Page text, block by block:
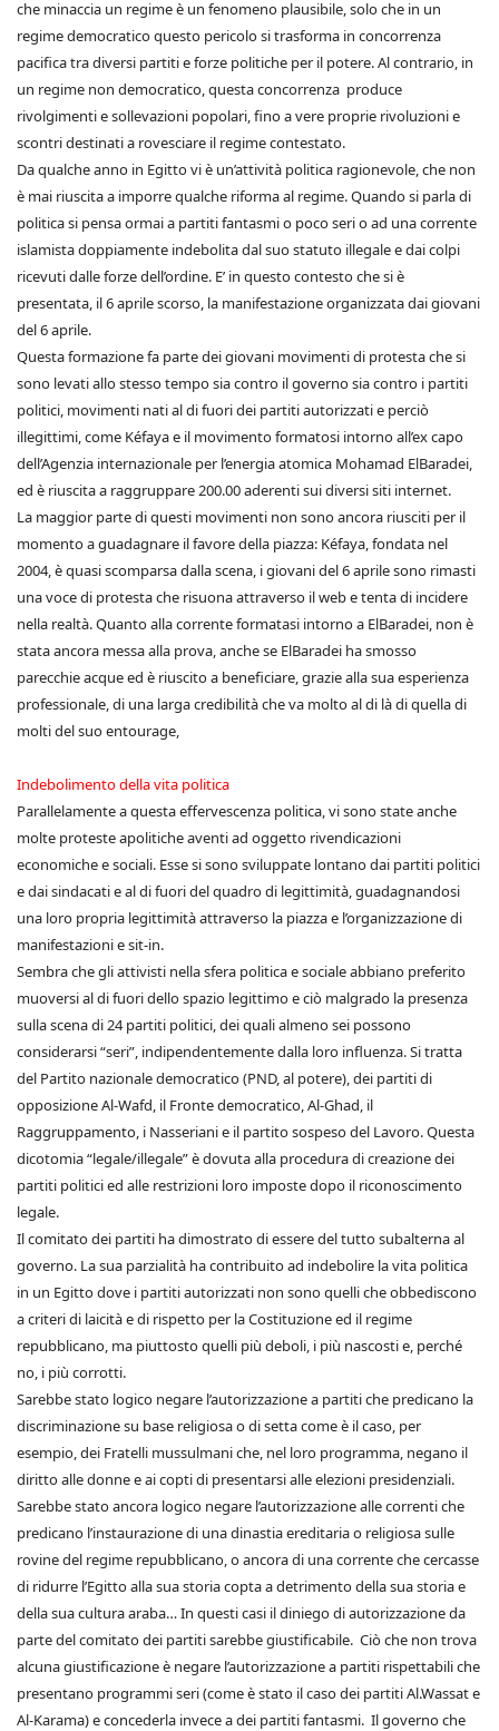
che minaccia un regime è un fenomeno plausibile, solo che in un
regime democratico questo pericolo si trasforma in concorrenza
pacifica tra diversi partiti e forze politiche per il potere. Al contrario, in
un regime non democratico, questa concorrenza produce
rivolgimenti e sollevazioni popolari, fino a vere proprie rivoluzioni e
scontri destinati a rovesciare il regime contestato.
Da qualche anno in Egitto vi è un’attività politica ragionevole, che non
è mai riuscita a imporre qualche riforma al regime. Quando si parla di
politica si pensa ormai a partiti fantasmi o poco seri o ad una corrente
islamista doppiamente indebolita dal suo statuto illegale e dai colpi
ricevuti dalle forze dell’ordine. E’ in questo contesto che si è
presentata, il 6 aprile scorso, la manifestazione organizzata dai giovani
del 6 aprile.
Questa formazione fa parte dei giovani movimenti di protesta che si
sono levati allo stesso tempo sia contro il governo sia contro i partiti
politici, movimenti nati al di fuori dei partiti autorizzati e perciò
illegittimi, come Kéfaya e il movimento formatosi intorno all’ex capo
dell’Agenzia internazionale per l’energia atomica Mohamad ElBaradei,
ed è riuscita a raggruppare 200.00 aderenti sui diversi siti internet.
La maggior parte di questi movimenti non sono ancora riusciti per il
momento a guadagnare il favore della piazza: Kéfaya, fondata nel
2004, è quasi scomparsa dalla scena, i giovani del 6 aprile sono rimasti
una voce di protesta che risuona attraverso il web e tenta di incidere
nella realtà. Quanto alla corrente formatasi intorno a ElBaradei, non è
stata ancora messa alla prova, anche se ElBaradei ha smosso
parecchie acque ed è riuscito a beneficiare, grazie alla sua esperienza
professionale, di una larga credibilità che va molto al di là di quella di
molti del suo entourage,
Indebolimento della vita politica
Parallelamente a questa effervescenza politica, vi sono state anche
molte proteste apolitiche aventi ad oggetto rivendicazioni
economiche e sociali. Esse si sono sviluppate lontano dai partiti politici
e dai sindacati e al di fuori del quadro di legittimità, guadagnandosi
una loro propria legittimità attraverso la piazza e l’organizzazione di
manifestazioni e sit-in.
Sembra che gli attivisti nella sfera politica e sociale abbiano preferito
muoversi al di fuori dello spazio legittimo e ciò malgrado la presenza
sulla scena di 24 partiti politici, dei quali almeno sei possono
considerarsi “seri”, indipendentemente dalla loro influenza. Si tratta
del Partito nazionale democratico (PND, al potere), dei partiti di
opposizione Al-Wafd, il Fronte democratico, Al-Ghad, il
Raggruppamento, i Nasseriani e il partito sospeso del Lavoro. Questa
dicotomia “legale/illegale” è dovuta alla procedura di creazione dei
partiti politici ed alle restrizioni loro imposte dopo il riconoscimento
legale.
Il comitato dei partiti ha dimostrato di essere del tutto subalterna al
governo. La sua parzialità ha contribuito ad indebolire la vita politica
in un Egitto dove i partiti autorizzati non sono quelli che obbediscono
a criteri di laicità e di rispetto per la Costituzione ed il regime
repubblicano, ma piuttosto quelli più deboli, i più nascosti e, perché
no, i più corrotti.
Sarebbe stato logico negare l’autorizzazione a partiti che predicano la
discriminazione su base religiosa o di setta come è il caso, per
esempio, dei Fratelli mussulmani che, nel loro programma, negano il
diritto alle donne e ai copti di presentarsi alle elezioni presidenziali.
Sarebbe stato ancora logico negare l’autorizzazione alle correnti che
predicano l’instaurazione di una dinastia ereditaria o religiosa sulle
rovine del regime repubblicano, o ancora di una corrente che cercasse
di ridurre l’Egitto alla sua storia copta a detrimento della sua storia e
della sua cultura araba… In questi casi il diniego di autorizzazione da
parte del comitato dei partiti sarebbe giustificabile. Ciò che non trova
alcuna giustificazione è negare l’autorizzazione a partiti rispettabili che
presentano programmi seri (come è stato il caso dei partiti Al.Wassat e
Al-Karama) e concederla invece a dei partiti fantasmi. Il governo che